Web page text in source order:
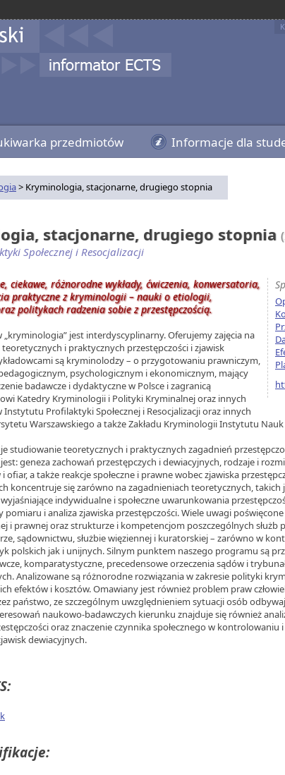
przedmiotów Informacje dla
> Kryminologia, stacjonarne, drugiego stopnia
stacjonarne, drugiego stopnia
Społecznej i Resocjalizacji
ciekawe, różnorodne wykłady, ćwiczenia, konwersatoria,
praktyczne z kryminologii – nauki o etiologii,
politykach radzenia sobie z przestępczością.
jest interdyscyplinarny. Oferujemy zajęcia na
i praktycznych przestępczości i zjawisk
są kryminolodzy – o przygotowaniu prawniczym,
psychologicznym i ekonomicznym, mający
badawcze i dydaktyczne w Polsce i zagranicą
Katedry Kryminologii i Polityki Kryminalnej oraz innych
Instytutu Profilaktyki Społecznej i Resocjalizacji oraz innych
Warszawskiego a także Zakładu Kryminologii Instytutu
studiowanie teoretycznych i praktycznych zagadnień
geneza zachowań przestępczych i dewiacyjnych, rodzaje i
ofiar, a także reakcje społeczne i prawne wobec zjawiska
koncentruje się zarówno na zagadnieniach teoretycznych, takich
indywidualne i społeczne uwarunkowania
pomiaru i analiza zjawiska przestępczości. Wiele uwagi
i prawnej oraz strukturze i kompetencjom poszczególnych służb
sądownictwu, służbie więziennej i kuratorskiej – zarówno w
polskich jak i unijnych. Silnym punktem naszego programu są
komparatystyczne, precedensowe orzeczenia sądów i
Analizowane są różnorodne rozwiązania w zakresie polityki
efektów i kosztów. Omawiany jest również problem praw
państwo, ze szczególnym uwzględnieniem sytuacji osób
naukowo-badawczych kierunku znajduje się również
oraz znaczenie czynnika społecznego w kontrolowaniu
dewiacyjnych.